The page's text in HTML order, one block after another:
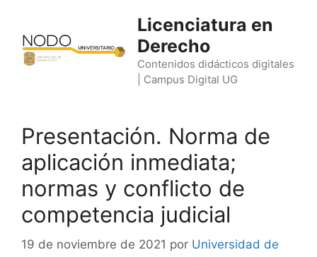
contenido
Licenciatura en
Derecho
Contenidos didácticos digitales
| Campus Digital UG
Presentación. Norma de
aplicación inmediata;
normas y conflicto de
competencia judicial
19 de noviembre de 2021 por Universidad de